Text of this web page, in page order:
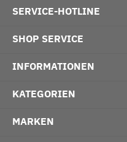
SERVICE-HOTLINE
SHOP SERVICE
INFORMATIONEN
KATEGORIEN
MARKEN